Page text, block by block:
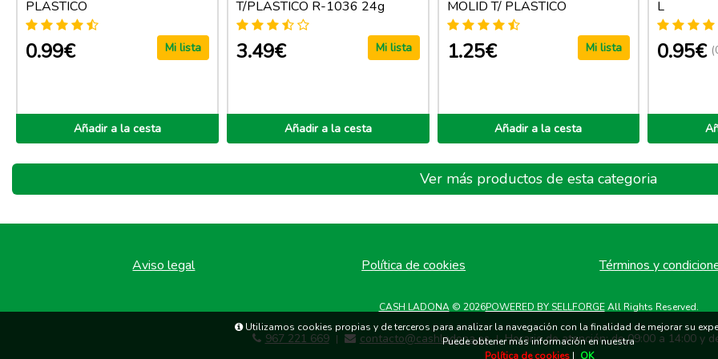
PLASTICO
0.99€
Añadir a la cesta
Mi lista
T/PLASTICO R-1036 24g
3.49€
Añadir a la cesta
Mi lista
MOLID T/ PLASTICO
1.25€
Añadir a la cesta
Mi lista
L
0.95€
Ver más productos de esta categoria
Aviso legal Política de cookies Términos y
CASH LADONA© 2026POWERED BY SELLFORGEAll Rights Reserved.
967 221 669 | contacto@cashladona.es | Horario de atención: de 09:00 a 14:00 y
Utilizamos cookies propias y de terceros para analizar la navegación con la finalidad de mejorar su
Puede obtener más información en nuestra
Política de cookies| OK